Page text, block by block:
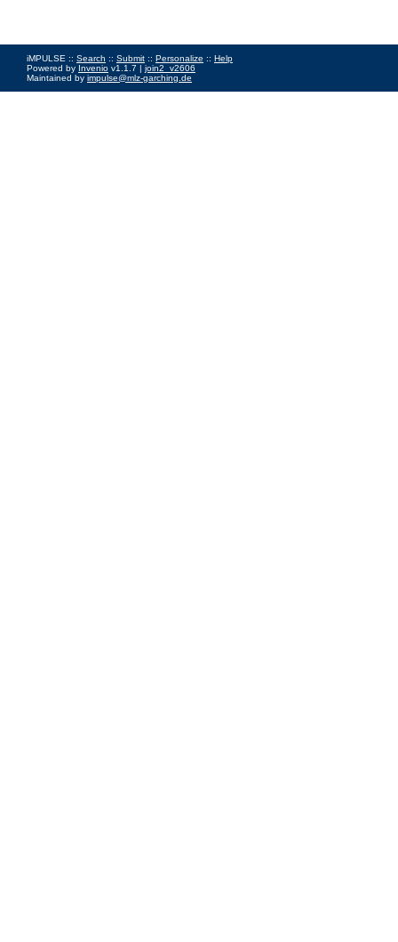
iMPULSE :: Search :: Submit :: Personalize :: Help
Powered by Invenio v1.1.7 | join2_v2606
Maintained by impulse@mlz-garching.de